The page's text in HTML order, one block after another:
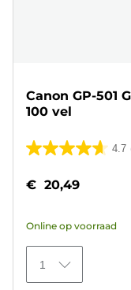
Canon GP-501
100 vel
4.7
4.7
de
sterren.
152
beoordelingen
€ 20,49
Online op voorraad
1